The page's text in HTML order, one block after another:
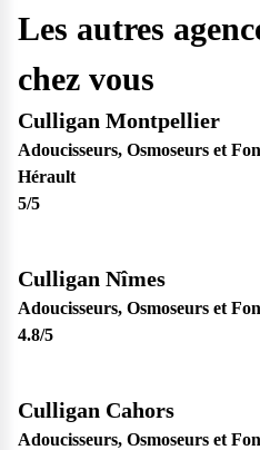
Les autres
chez vous
Culligan Montpellier
Adoucisseurs, Osmoseurs et
Hérault
5/5
Culligan Nîmes
Adoucisseurs, Osmoseurs et
4.8/5
Culligan Cahors
Adoucisseurs, Osmoseurs et